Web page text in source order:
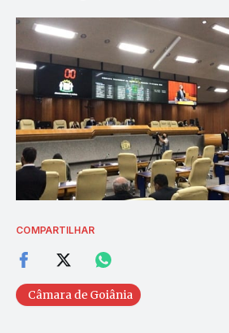
COMPARTILHAR
Câmara de Goiânia